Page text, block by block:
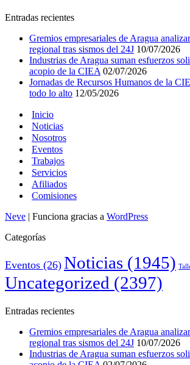
Entradas recientes
Gremios empresariales de Aragua
regional tras sismos del 24J 10/07/2026
Industrias de Aragua suman esfuerzos
acopio de la CIEA 02/07/2026
Jornadas de Recursos Humanos de la
todo lo alto 12/05/2026
Inicio
Noticias
Nosotros
Eventos
Trabajos
Servicios
Afiliados
Comisiones
Neve | Funciona gracias a WordPress
Categorías
Eventos (26) Noticias (1945)
Uncategorized (2397)
Entradas recientes
Gremios empresariales de Aragua
regional tras sismos del 24J 10/07/2026
Industrias de Aragua suman esfuerzos